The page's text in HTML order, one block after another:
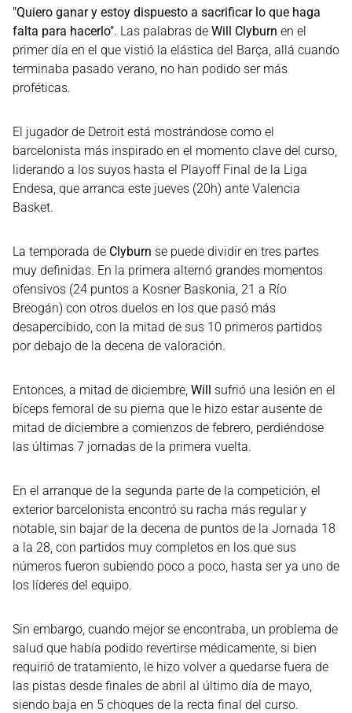
"Quiero ganar y estoy dispuesto a sacrificar lo que haga
falta para hacerlo". Las palabras de Will Clyburn en el
primer día en el que vistió la elástica del Barça, allá cuando
terminaba pasado verano, no han podido ser más
proféticas.
El jugador de Detroit está mostrándose como el
barcelonista más inspirado en el momento clave del curso,
liderando a los suyos hasta el Playoff Final de la Liga
Endesa, que arranca este jueves (20h) ante Valencia
Basket.
La temporada de Clyburn se puede dividir en tres partes
muy definidas. En la primera alternó grandes momentos
ofensivos (24 puntos a Kosner Baskonia, 21 a Río
Breogán) con otros duelos en los que pasó más
desapercibido, con la mitad de sus 10 primeros partidos
por debajo de la decena de valoración.
Entonces, a mitad de diciembre, Will sufrió una lesión en el
bíceps femoral de su pierna que le hizo estar ausente de
mitad de diciembre a comienzos de febrero, perdiéndose
las últimas 7 jornadas de la primera vuelta.
En el arranque de la segunda parte de la competición, el
exterior barcelonista encontró su racha más regular y
notable, sin bajar de la decena de puntos de la Jornada 18
a la 28, con partidos muy completos en los que sus
números fueron subiendo poco a poco, hasta ser ya uno de
los líderes del equipo.
Sin embargo, cuando mejor se encontraba, un problema de
salud que había podido revertirse médicamente, si bien
requirió de tratamiento, le hizo volver a quedarse fuera de
las pistas desde finales de abril al último día de mayo,
siendo baja en 5 choques de la recta final del curso.